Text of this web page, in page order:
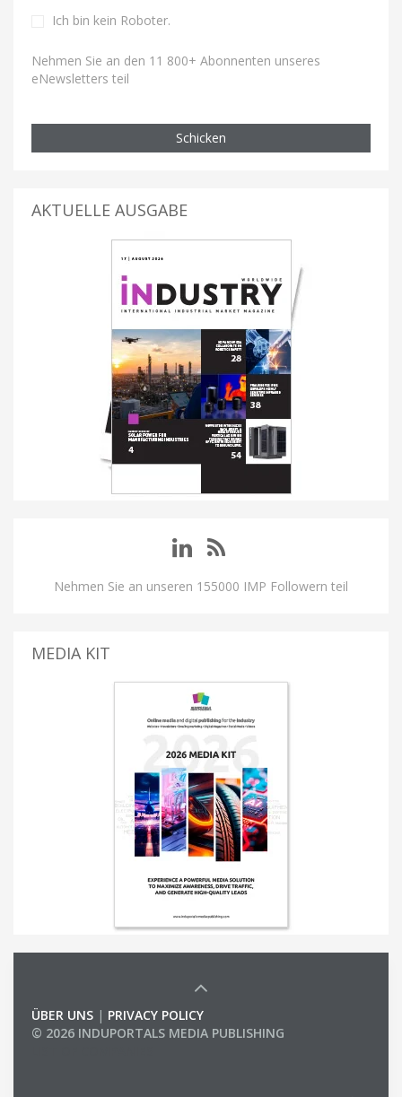
Ich bin kein Roboter.
Nehmen Sie an den 11 800+ Abonnenten unseres
eNewsletters teil
Schicken
AKTUELLE AUSGABE
Nehmen Sie an unseren 155000 IMP Followern teil
MEDIA KIT
ÜBER UNS | PRIVACY POLICY
© 2026 INDUPORTALS MEDIA PUBLISHING